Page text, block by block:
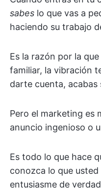
sabes lo que vas a
haciendo su trabajo
Es la razón por la
familiar, la vibración
darte cuenta, acabas
Pero el marketing es
anuncio ingenioso o
Es todo lo que hace
conozca lo que
entusiasme de